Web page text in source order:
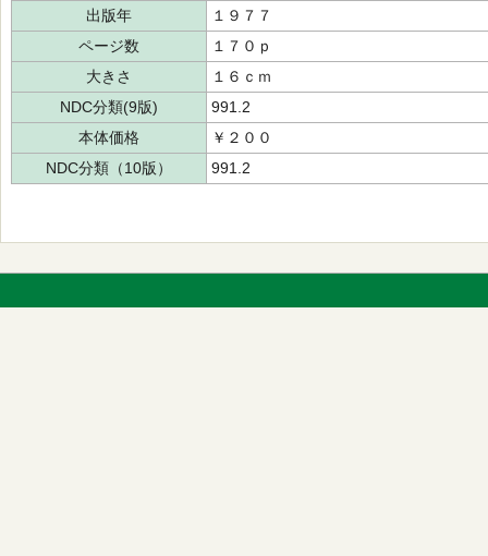
出版年
１９７７
ページ数
１７０ｐ
大きさ
１６ｃｍ
NDC分類(9版)
991.2
本体価格
￥２００
NDC分類（10版）
991.2